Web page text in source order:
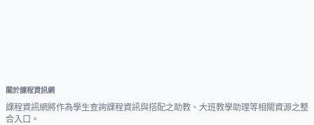
關於課程資訊網
課程資訊網將作為學生查詢課程資訊與搭配之助教、大班教學助理等相關資源之整
合入口。